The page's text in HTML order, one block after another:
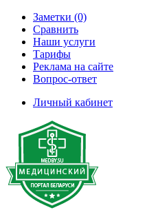
Заметки (0)
Сравнить
Наши услуги
Тарифы
Реклама на сайте
Вопрос-ответ
Личный кабинет